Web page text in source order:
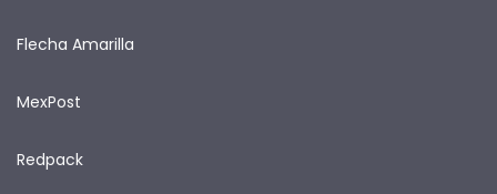
Flecha Amarilla
MexPost
Redpack